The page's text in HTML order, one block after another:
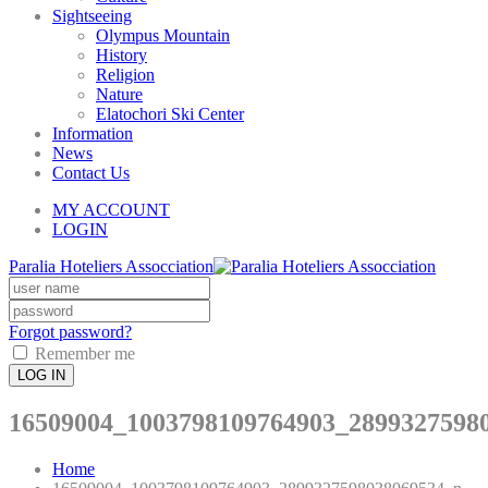
Sightseeing
Olympus Mountain
History
Religion
Nature
Elatochori Ski Center
Information
News
Contact Us
MY ACCOUNT
LOGIN
Paralia Hoteliers Assocciation
Forgot password?
Remember me
LOG IN
Home